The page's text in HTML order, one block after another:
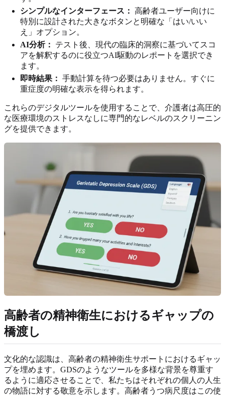
シンプルなインターフェース：
高齢者ユーザー向けに
特別に設計された大きなボタンと明確な「はい/いい
え」オプション。
AI分析：
テスト後、現代の臨床的洞察に基づいてスコ
アを解釈するのに役立つAI駆動のレポートを選択でき
ます。
即時結果： 手動計算を待つ必要はありません。すぐに
重症度の明確な表示を得られます。
これらのデジタルツールを使用することで、介護者は高圧的
な医療環境のストレスなしに専門的なレベルのスクリーニン
グを提供できます。
高齢者の精神衛生におけるギャップの
橋渡し
文化的な認識は、高齢者の精神衛生サポートにおけるギャッ
プを埋めます。GDSのようなツールを多様な背景を尊重す
るように適応させることで、私たちはそれぞれの個人の人生
の物語に対する敬意を示します。高齢者うつ病尺度はこの使